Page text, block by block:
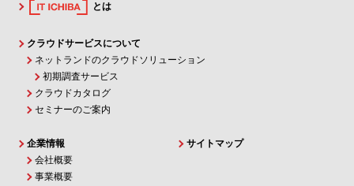
とは
クラウドサービスについて
ネットランドのクラウドソリューション
初期調査サービス
クラウドカタログ
セミナーのご案内
企業情報
会社概要
事業概要
サイトマップ